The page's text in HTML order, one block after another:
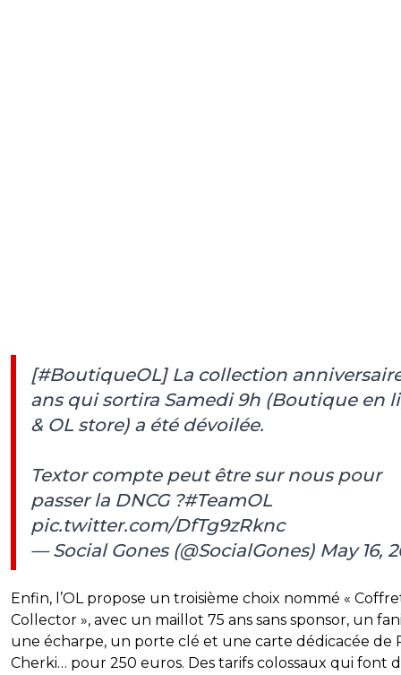
[#BoutiqueOL] La collection
ans qui sortira Samedi 9h (Boutique en
& OL store) a été dévoilée.
Textor compte peut être sur nous pour
passer la DNCG ?#TeamOL
pic.twitter.com/DfTg9zRknc
— Social Gones (@SocialGones) May 16,
Enfin, l’OL propose un troisième choix nommé «
Collector », avec un maillot 75 ans sans sponsor, un
une écharpe, un porte clé et une carte dédicacée de
Cherki… pour 250 euros. Des tarifs colossaux qui font